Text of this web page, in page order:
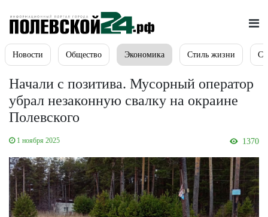
Новости Общество Экономика Стиль жизни
Начали с позитива. Мусорный оператор
убрал незаконную свалку на окраине
Полевского
1 ноября 2025 1370